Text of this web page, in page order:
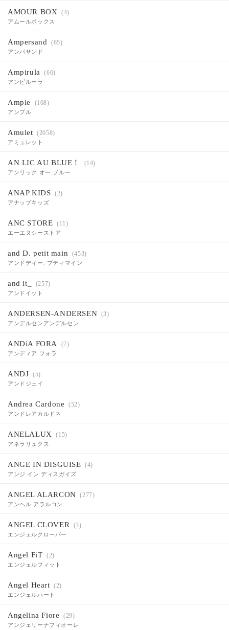
AMOUR BOX (4)
アムールボックス
Ampersand (65)
アンパサンド
Ampirula (66)
アンピルーラ
Ample (108)
アンプル
Amulet (2058)
アミュレット
AN LIC AU BLUE！ (14)
アンリック オー ブルー
ANAP KIDS (2)
アナップキッズ
ANC STORE (11)
エーエヌシーストア
and D. petit main (453)
アンドディー. プティマイン
and it_ (257)
アンドイット
ANDERSEN-ANDERSEN (3)
アンデルセンアンデルセン
ANDiA FORA (7)
アンディア フォラ
ANDJ (5)
アンドジェイ
Andrea Cardone (52)
アンドレアカルドネ
ANELALUX (15)
アネラリュクス
ANGE IN DISGUISE (4)
アンジ イン ディスガイズ
ANGEL ALARCON (277)
アンヘル アラルコン
ANGEL CLOVER (3)
エンジェルクローバー
Angel FiT (2)
エンジェルフィット
Angel Heart (2)
エンジェルハート
Angelina Fiore (29)
アンジェリーナフィオーレ